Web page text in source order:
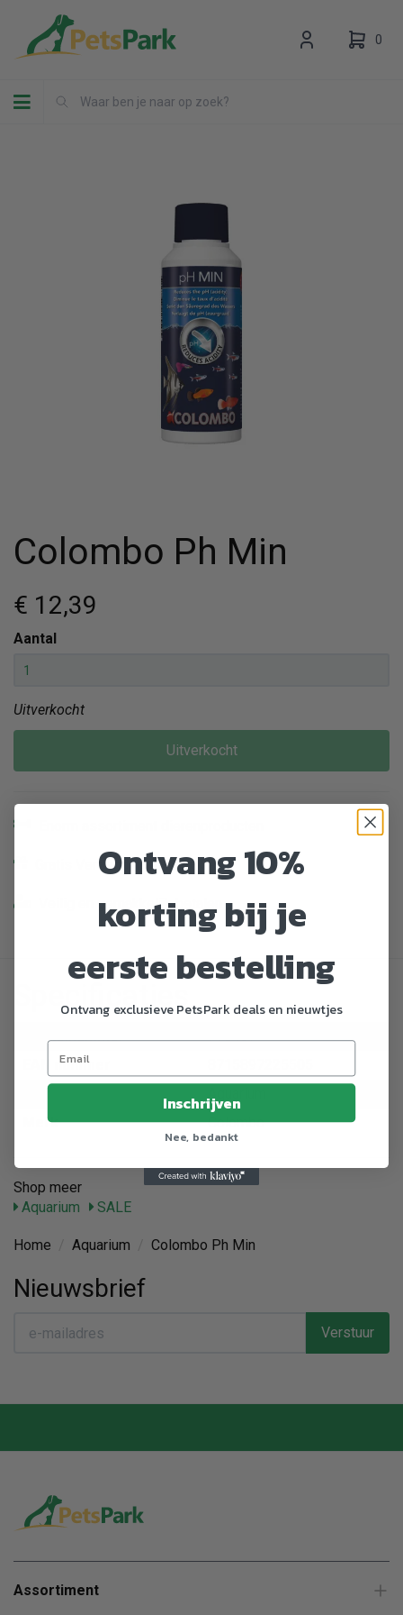
Toggle navigation
0
Uw winkelwagen is leeg.
Vul hem met producten.
Colombo Ph Min
€ 12,39
Aantal
Uitverkocht
Uitverkocht
Gratis Verzending vanaf € 39,-
Veilig en gemakkelijk betalen
Specificaties
Artikelnummer
770167
EAN nummer
Dier
Merk
Colombo
Shop meer
Aquarium
SALE
Home Aquarium Colombo Ph Min
Nieuwsbrief
Verstuur
Assortiment
Ontvang 10%
korting bij je
eerste bestelling
Ontvang exclusieve PetsPark deals en nieuwtjes
Inschrijven
Nee, bedankt